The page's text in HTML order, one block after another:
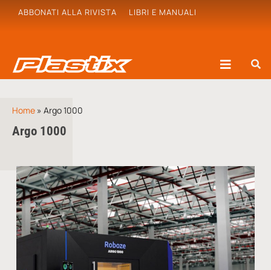
ABBONATI ALLA RIVISTA LIBRI E MANUALI
Home » Argo 1000
Argo 1000